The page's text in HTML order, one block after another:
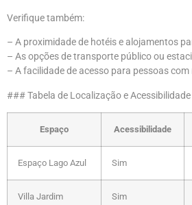
Verifique também:
– A proximidade de hotéis e alojamentos
– As opções de transporte público ou
– A facilidade de acesso para pessoas com
### Tabela de Localização e Acessibilidade
Espaço Acessibilidade
Espaço Lago Azul Sim
Villa Jardim Sim